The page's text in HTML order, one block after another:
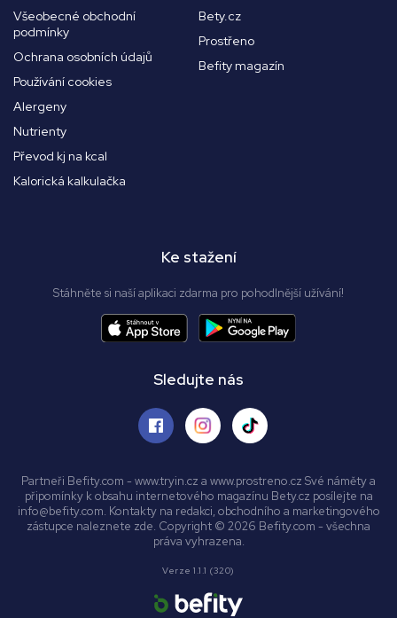
Všeobecné obchodní
podmínky
Ochrana osobních údajů
Používání cookies
Alergeny
Nutrienty
Převod kj na kcal
Kalorická kalkulačka
Bety.cz
Prostřeno
Befity magazín
Ke stažení
Stáhněte si naší aplikaci zdarma pro pohodlnější užívání!
Sledujte nás
Partneři Befity.com - www.tryin.cz a www.prostreno.cz Své náměty a
připomínky k obsahu internetového magazínu Bety.cz posílejte na
info@befity.com. Kontakty na redakci, obchodního a marketingového
zástupce naleznete zde. Copyright © 2026 Befity.com - všechna
práva vyhrazena.
Verze 1.1.1 (320)